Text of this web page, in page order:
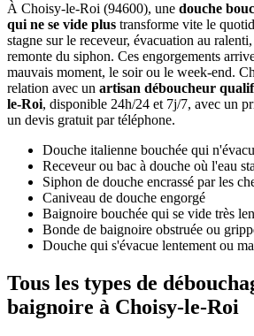
À Choisy-le-Roi (94600), une douche
qui ne se vide plus transforme vite le
stagne sur le receveur, évacuation au
remonte du siphon. Ces engorgements
mauvais moment, le soir ou le week-end.
relation avec un artisan déboucheur
le-Roi, disponible 24h/24 et 7j/7, avec un
un devis gratuit par téléphone.
Douche italienne bouchée qui
Receveur ou bac à douche où l'eau
Siphon de douche encrassé par les
Caniveau de douche engorgé
Baignoire bouchée qui se vide très
Bonde de baignoire obstruée ou
Douche qui s'évacue lentement ou
Tous les types de
baignoire à Choisy-le-Roi